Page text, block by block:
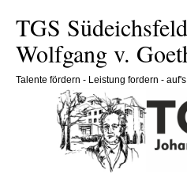
TGS
Wolfgang v.
Talente fördern - Leistung fordern -